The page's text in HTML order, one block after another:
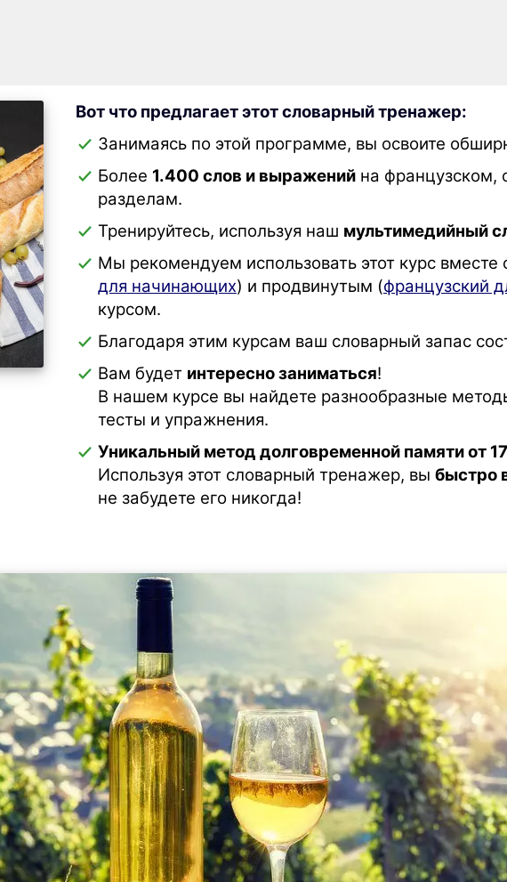
Вот что предлагает этот словарный тренажер:
Занимаясь по этой программе, вы освоите
Более 1.400 слов и выражений на французском,
разделам.
Тренируйтесь, используя наш мультимедийный
Мы рекомендуем использовать этот курс вместе
для начинающих) и продвинутым (французский
курсом.
Благодаря этим курсам ваш словарный запас
Вам будет интересно заниматься!
В нашем курсе вы найдете разнообразные
тесты и упражнения.
Уникальный метод долговременной памяти от
Используя этот словарный тренажер, вы быстро
не забудете его никогда!